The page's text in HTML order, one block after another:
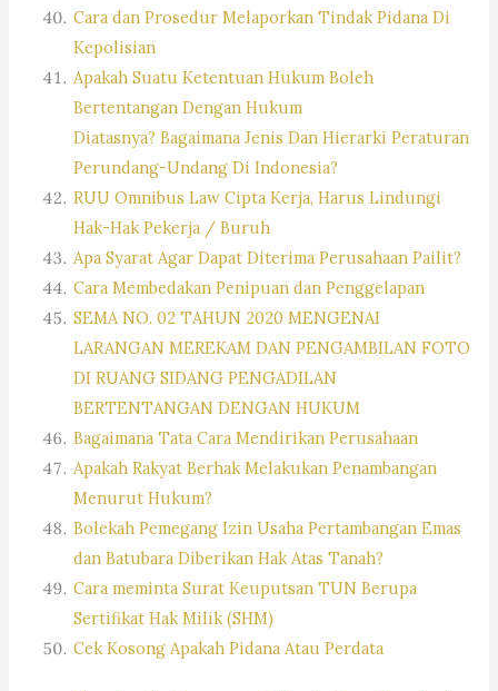
Cara dan Prosedur Melaporkan Tindak Pidana Di
Kepolisian
Apakah Suatu Ketentuan Hukum Boleh
Bertentangan Dengan Hukum
Diatasnya? Bagaimana Jenis Dan Hierarki Peraturan
Perundang-Undang Di Indonesia?
RUU Omnibus Law Cipta Kerja, Harus Lindungi
Hak-Hak Pekerja / Buruh
Apa Syarat Agar Dapat Diterima Perusahaan Pailit?
Cara Membedakan Penipuan dan Penggelapan
SEMA NO. 02 TAHUN 2020 MENGENAI
LARANGAN MEREKAM DAN PENGAMBILAN FOTO
DI RUANG SIDANG PENGADILAN
BERTENTANGAN DENGAN HUKUM
Bagaimana Tata Cara Mendirikan Perusahaan
Apakah Rakyat Berhak Melakukan Penambangan
Menurut Hukum?
Bolekah Pemegang Izin Usaha Pertambangan Emas
dan Batubara Diberikan Hak Atas Tanah?
Cara meminta Surat Keuputsan TUN Berupa
Sertifikat Hak Milik (SHM)
Cek Kosong Apakah Pidana Atau Perdata